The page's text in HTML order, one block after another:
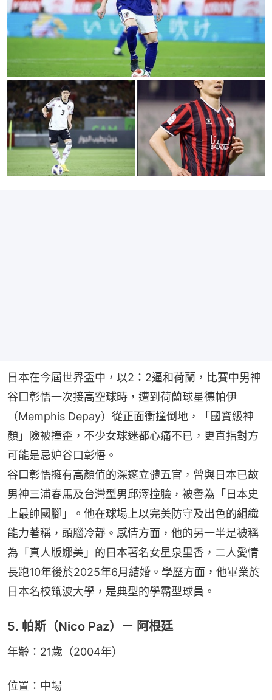
日本在今屆世界盃中，以2：2逼和荷蘭，比賽中男神
谷口彰悟一次接高空球時，遭到荷蘭球星德帕伊
（Memphis Depay）從正面衝撞倒地，「國寶級神
顏」險被撞歪，不少女球迷都心痛不已，更直指對方
可能是忌妒谷口彰悟。
谷口彰悟擁有高顏值的深邃立體五官，曾與日本已故
男神三浦春馬及台灣型男邱澤撞臉，被譽為「日本史
上最帥國腳」。他在球場上以完美防守及出色的組織
能力著稱，頭腦冷靜。感情方面，他的另一半是被稱
為「真人版娜美」的日本著名女星泉里香，二人愛情
長跑10年後於2025年6月結婚。學歷方面，他畢業於
日本名校筑波大學，是典型的學霸型球員。
5. 帕斯（Nico Paz）－ 阿根廷
年齡：21歲（2004年）
位置：中場